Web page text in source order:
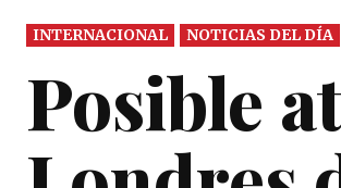
INTERNACIONAL NOTICIAS DEL DÍA
Posible